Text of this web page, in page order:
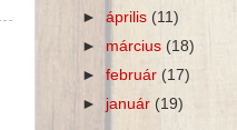
►április (11)
► március (18)
►február (17)
► január (19)